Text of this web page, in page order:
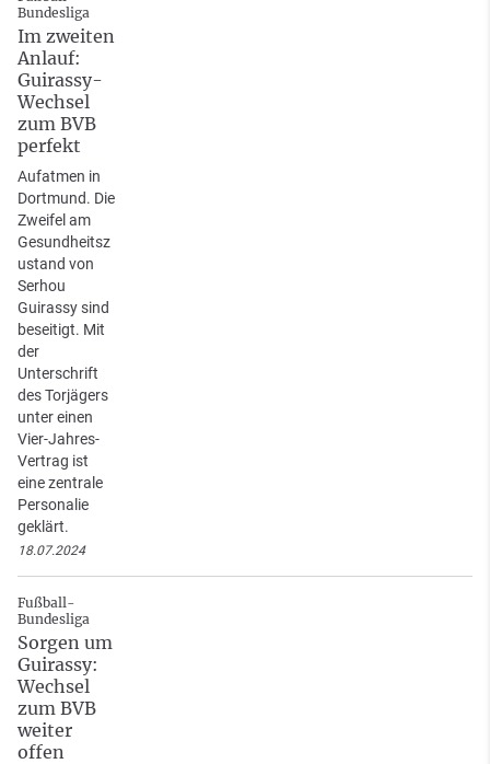
Bundesliga
Im zweiten
Anlauf:
Guirassy-
Wechsel
zum BVB
perfekt
Aufatmen in
Dortmund. Die
Zweifel am
Gesundheitsz
ustand von
Serhou
Guirassy sind
beseitigt. Mit
der
Unterschrift
des Torjägers
unter einen
Vier-Jahres-
Vertrag ist
eine zentrale
Personalie
geklärt.
18.07.2024
Fußball-
Bundesliga
Sorgen um
Guirassy:
Wechsel
zum BVB
weiter
offen